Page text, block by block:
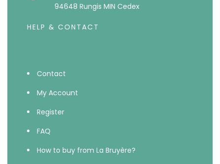
94648 Rungis MIN Cedex
HELP & CONTACT
Contact
My Account
Register
FAQ
How to buy from La Bruyère?